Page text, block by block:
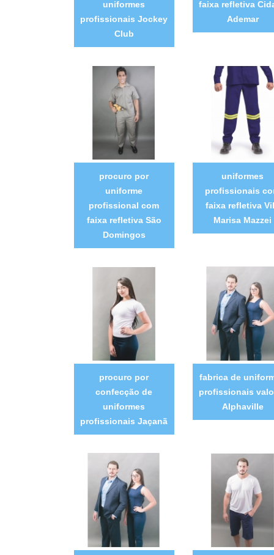
uniformes
profissionais Jockey
Club
faixa refletiva
Ademar
procuro por
uniforme
profissional com
faixa refletiva São
Domingos
uniformes
profissionais
faixa refletiva
Marisa Mazzei
procuro por
confecção de
uniformes
profissionais Jaçanã
fabrica de
profissionais
Alphaville